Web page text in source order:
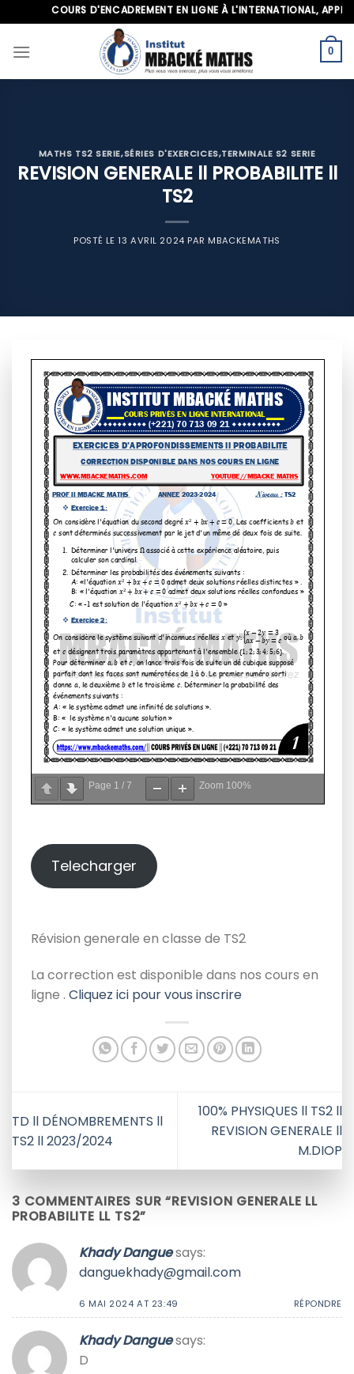
to
content
COURS D'ENCADREMENT EN LIGNE À L'INTERNATIONAL,
0
MATHS TS2 SERIE,SÉRIES D'EXERCICES,TERMINALE S2 SERIE
REVISION GENERALE ll PROBABILITE ll
TS2
POSTÉ LE13 AVRIL 2024 PARMBACKEMATHS
Page 1 / 7 Zoom 100%
Telecharger
Révision generale en classe de TS2
La correction est disponible dans nos cours en
ligne . Cliquez ici pour vous inscrire
TD ll DÉNOMBREMENTS ll
TS2 ll 2023/2024
100% PHYSIQUES ll TS2 ll
REVISION GENERALE ll
M.DIOP
3 COMMENTAIRES SUR “REVISION GENERALE LL
PROBABILITE LL TS2”
Khady Danguesays:
danguekhady@gmail.com
6 MAI 2024 AT 23:49 RÉPONDRE
Khady Danguesays:
D